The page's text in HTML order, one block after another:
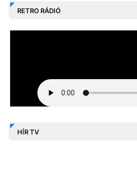
RETRO RÁDIÓ
HÍR TV